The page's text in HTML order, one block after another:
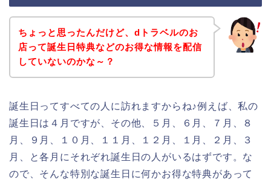
ちょっと思ったんだけど、dトラベルのお
店って誕生日特典などのお得な情報を配信
していないのかな～？
誕生日ってすべての人に訪れますからね♪例えば、私の
誕生日は４月ですが、その他、５月、６月、７月、８
月、９月、１０月、１１月、１２月、１月、２月、３
月、と各月にそれぞれ誕生日の人がいるはずです。な
ので、そんな特別な誕生日に何かお得な特典があって